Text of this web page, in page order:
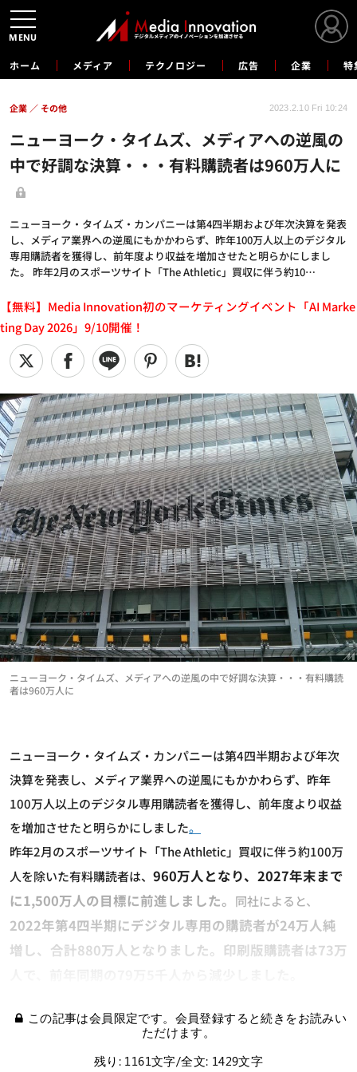
ホーム メディア テクノロジー 広告 企業 特
ニューヨーク・タイムズ、メディアへの逆風の
中で好調な決算・・・有料購読者は960万人に
ニューヨーク・タイムズ・カンパニーは第4四半期および年次決算を発表
し、メディア業界への逆風にもかかわらず、昨年100万人以上のデジタル
専用購読者を獲得し、前年度より収益を増加させたと明らかにしまし
た。 昨年2月のスポーツサイト「The Athletic」買収に伴う約10…
企業 その他 2023.2.10 Fri 10:24
【無料】Media Innovation初のマーケティングイベント「AI Marke
ting Day 2026」9/10開催！
ニューヨーク・タイムズ、メディアへの逆風の中で好調な決算・・・有料購読
者は960万人に
ニューヨーク・タイムズ・カンパニーは第4四半期および年次
決算を発表し、メディア業界への逆風にもかかわらず、昨年
100万人以上のデジタル専用購読者を獲得し、前年度より収益
を増加させたと明らかにしました。
昨年2月のスポーツサイト「The Athletic」買収に伴う約100万
人を除いた有料購読者は、 960万人となり、2027年末まで
に1,500万人の目標に前進しました。 同社によると、
2022年第4四半期にデジタル専用の購読者が24万人純
増し、合計880万人となりました。印刷版購読者は73万
この記事は会員限定です。会員登録すると続きをお読みい
ただけます。
残り: 1161文字/全文: 1429文字
MENU